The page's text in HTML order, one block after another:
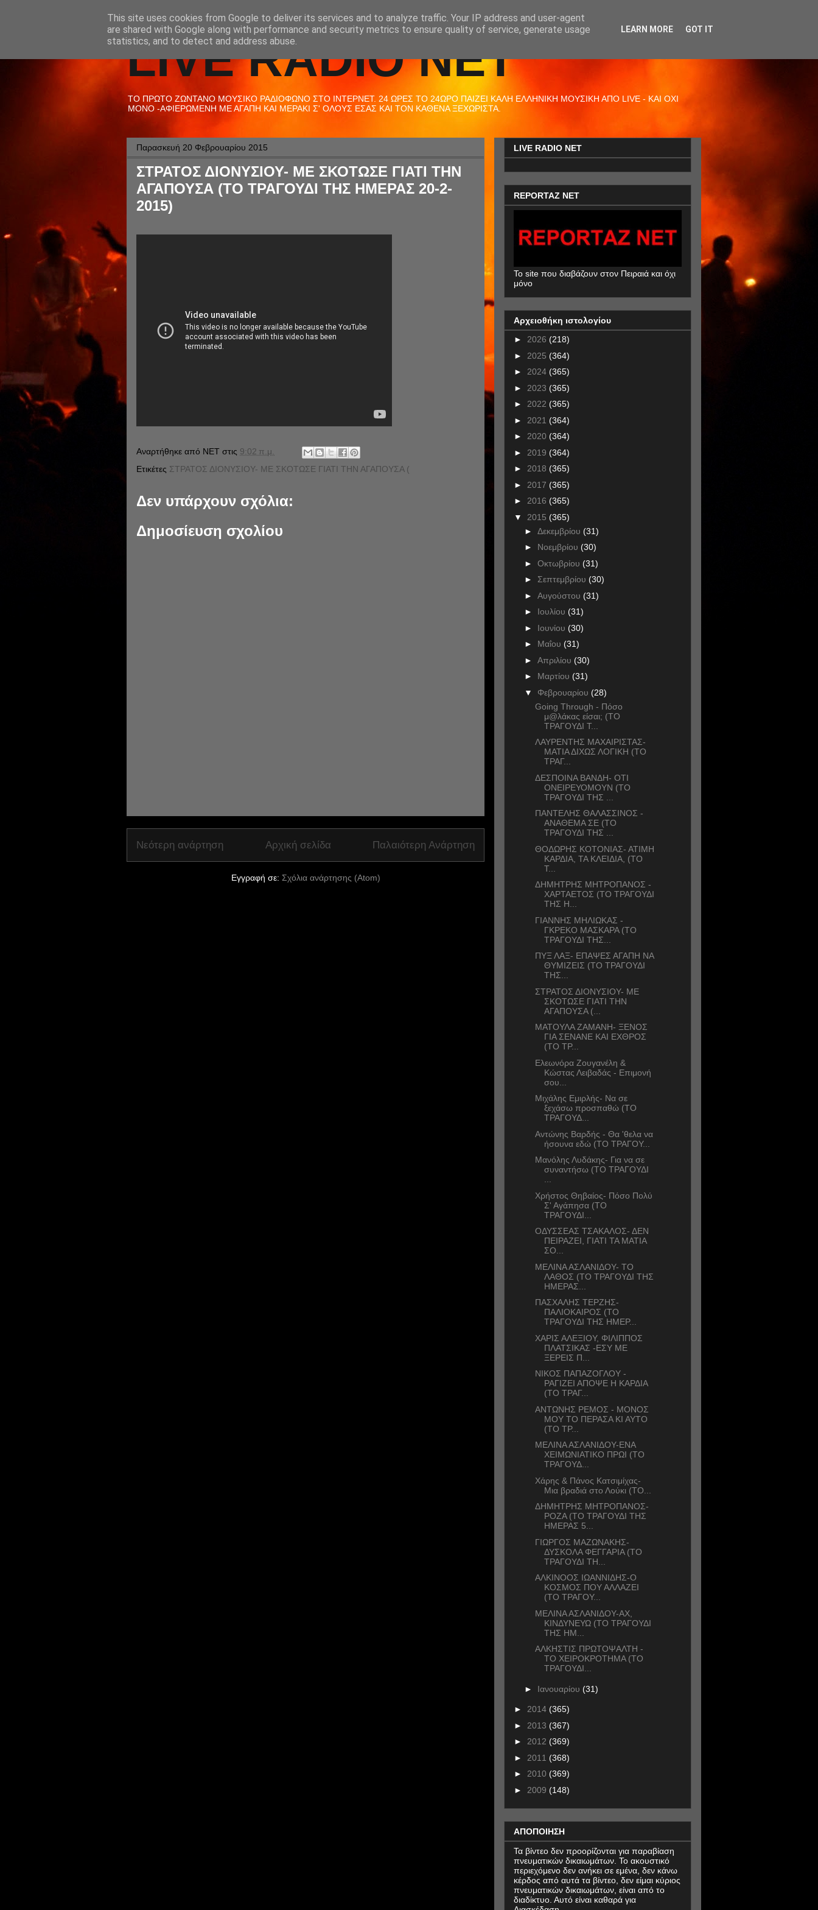
LIVE RADIO NET
ΤΟ ΠΡΩΤΟ ΖΩΝΤΑΝΟ ΜΟΥΣΙΚΟ ΡΑΔΙΟΦΩΝΟ ΣΤΟ ΙΝΤΕΡΝΕΤ. 24 ΩΡΕΣ ΤΟ 24ΩΡΟ ΠΑΙΖΕΙ ΚΑΛΗ ΕΛΛΗΝΙΚΗ ΜΟΥΣΙΚΗ ΑΠΟ LIVE - ΚΑΙ ΟΧΙ
ΜΟΝΟ -ΑΦΙΕΡΩΜΕΝΗ ΜΕ ΑΓΑΠΗ ΚΑΙ ΜΕΡΑΚΙ Σ' ΟΛΟΥΣ ΕΣΑΣ ΚΑΙ ΤΟΝ ΚΑΘΕΝΑ ΞΕΧΩΡΙΣΤΑ.
Παρασκευή 20 Φεβρουαρίου 2015
ΣΤΡΑΤΟΣ ΔΙΟΝΥΣΙΟΥ- ΜΕ ΣΚΟΤΩΣΕ ΓΙΑΤΙ ΤΗΝ
ΑΓΑΠΟΥΣΑ (ΤΟ ΤΡΑΓΟΥΔΙ ΤΗΣ ΗΜΕΡΑΣ 20-2-
2015)
Αναρτήθηκε από NET στις 9:02 π.μ.
Ετικέτες ΣΤΡΑΤΟΣ ΔΙΟΝΥΣΙΟΥ- ΜΕ ΣΚΟΤΩΣΕ ΓΙΑΤΙ ΤΗΝ ΑΓΑΠΟΥΣΑ (
Δεν υπάρχουν σχόλια:
Δημοσίευση σχολίου
Νεότερη ανάρτηση Παλαιότερη Ανάρτηση
Αρχική σελίδα
Εγγραφή σε: Σχόλια ανάρτησης (Atom)
LIVE RADIO NET
REPORTAZ NET
To site που διαβάζουν στον Πειραιά και όχι
μόνο
Αρχειοθήκη ιστολογίου
► 2026 (218)
► 2025 (364)
► 2024 (365)
► 2023 (365)
► 2022 (365)
► 2021 (364)
► 2020 (364)
► 2019 (364)
► 2018 (365)
► 2017 (365)
► 2016 (365)
▼ 2015 (365)
► Δεκεμβρίου (31)
► Νοεμβρίου (30)
► Οκτωβρίου (31)
► Σεπτεμβρίου (30)
► Αυγούστου (31)
► Ιουλίου (31)
► Ιουνίου (30)
► Μαΐου (31)
► Απριλίου (30)
► Μαρτίου (31)
▼ Φεβρουαρίου (28)
Going Through - Πόσο
μ@λάκας είσαι; (ΤΟ
ΤΡΑΓΟΥΔΙ Τ...
ΛΑΥΡΕΝΤΗΣ ΜΑΧΑΙΡΙΣΤΑΣ-
ΜΑΤΙΑ ΔΙΧΩΣ ΛΟΓΙΚΗ (ΤΟ
ΤΡΑΓ...
ΔΕΣΠΟΙΝΑ ΒΑΝΔΗ- ΟΤΙ
ΟΝΕΙΡΕΥΟΜΟΥΝ (ΤΟ
ΤΡΑΓΟΥΔΙ ΤΗΣ ...
ΠΑΝΤΕΛΗΣ ΘΑΛΑΣΣΙΝΟΣ -
ΑΝΑΘΕΜΑ ΣΕ (ΤΟ
ΤΡΑΓΟΥΔΙ ΤΗΣ ...
ΘΟΔΩΡΗΣ ΚΟΤΟΝΙΑΣ- ΑΤΙΜΗ
ΚΑΡΔΙΑ, ΤΑ ΚΛΕΙΔΙΑ, (ΤΟ
Τ...
ΔΗΜΗΤΡΗΣ ΜΗΤΡΟΠΑΝΟΣ -
ΧΑΡΤΑΕΤΟΣ (ΤΟ ΤΡΑΓΟΥΔΙ
ΤΗΣ Η...
ΓΙΑΝΝΗΣ ΜΗΛΙΩΚΑΣ -
ΓΚΡΕΚΟ ΜΑΣΚΑΡΑ (ΤΟ
ΤΡΑΓΟΥΔΙ ΤΗΣ...
ΠΥΞ ΛΑΞ- ΕΠΑΨΕΣ ΑΓΑΠΗ ΝΑ
ΘΥΜΙΖΕΙΣ (ΤΟ ΤΡΑΓΟΥΔΙ
ΤΗΣ...
ΣΤΡΑΤΟΣ ΔΙΟΝΥΣΙΟΥ- ΜΕ
ΣΚΟΤΩΣΕ ΓΙΑΤΙ ΤΗΝ
ΑΓΑΠΟΥΣΑ (...
ΜΑΤΟΥΛΑ ΖΑΜΑΝΗ- ΞΕΝΟΣ
ΓΙΑ ΣΕΝΑΝΕ ΚΑΙ ΕΧΘΡΟΣ
(ΤΟ ΤΡ...
Ελεωνόρα Ζουγανέλη &
Κώστας Λειβαδάς - Επιμονή
σου...
Μιχάλης Εμιρλής- Να σε
ξεχάσω προσπαθώ (ΤΟ
ΤΡΑΓΟΥΔ...
Αντώνης Βαρδής - Θα 'θελα να
ήσουνα εδώ (ΤΟ ΤΡΑΓΟΥ...
Μανόλης Λυδάκης- Για να σε
συναντήσω (ΤΟ ΤΡΑΓΟΥΔΙ
Χρήστος Θηβαίος- Πόσο Πολύ
Σ' Αγάπησα (ΤΟ
ΤΡΑΓΟΥΔΙ...
ΟΔΥΣΣΕΑΣ ΤΣΑΚΑΛΟΣ- ΔΕΝ
ΠΕΙΡΑΖΕΙ, ΓΙΑΤΙ ΤΑ ΜΑΤΙΑ
ΣΟ...
ΜΕΛΙΝΑ ΑΣΛΑΝΙΔΟΥ- ΤΟ
ΛΑΘΟΣ (ΤΟ ΤΡΑΓΟΥΔΙ ΤΗΣ
ΗΜΕΡΑΣ...
ΠΑΣΧΑΛΗΣ ΤΕΡΖΗΣ-
ΠΑΛΙΟΚΑΙΡΟΣ (ΤΟ
ΤΡΑΓΟΥΔΙ ΤΗΣ ΗΜΕΡ...
ΧΑΡΙΣ ΑΛΕΞΙΟΥ, ΦΙΛΙΠΠΟΣ
ΠΛΑΤΣΙΚΑΣ -ΕΣΥ ΜΕ
ΞΕΡΕΙΣ Π...
ΝΙΚΟΣ ΠΑΠΑΖΟΓΛΟΥ -
ΡΑΓΙΖΕΙ ΑΠΟΨΕ Η ΚΑΡΔΙΑ
(ΤΟ ΤΡΑΓ...
ΑΝΤΩΝΗΣ ΡΕΜΟΣ - ΜΟΝΟΣ
ΜΟΥ ΤΟ ΠΕΡΑΣΑ ΚΙ ΑΥΤΟ
(ΤΟ ΤΡ...
ΜΕΛΙΝΑ ΑΣΛΑΝΙΔΟΥ-ΕΝΑ
ΧΕΙΜΩΝΙΑΤΙΚΟ ΠΡΩΙ (ΤΟ
ΤΡΑΓΟΥΔ...
Χάρης & Πάνος Κατσιμίχας-
Μια βραδιά στο Λούκι (ΤΟ...
ΔΗΜΗΤΡΗΣ ΜΗΤΡΟΠΑΝΟΣ-
ΡΟΖΑ (ΤΟ ΤΡΑΓΟΥΔΙ ΤΗΣ
ΗΜΕΡΑΣ 5...
ΓΙΩΡΓΟΣ ΜΑΖΩΝΑΚΗΣ-
ΔΥΣΚΟΛΑ ΦΕΓΓΑΡΙΑ (ΤΟ
ΤΡΑΓΟΥΔΙ ΤΗ...
ΑΛΚΙΝΟΟΣ ΙΩΑΝΝΙΔΗΣ-Ο
ΚΟΣΜΟΣ ΠΟΥ ΑΛΛΑΖΕΙ
(ΤΟ ΤΡΑΓΟΥ...
ΜΕΛΙΝΑ ΑΣΛΑΝΙΔΟΥ-ΑΧ,
ΚΙΝΔΥΝΕΥΩ (ΤΟ ΤΡΑΓΟΥΔΙ
ΤΗΣ ΗΜ...
ΑΛΚΗΣΤΙΣ ΠΡΩΤΟΨΑΛΤΗ -
ΤΟ ΧΕΙΡΟΚΡΟΤΗΜΑ (ΤΟ
ΤΡΑΓΟΥΔΙ...
► Ιανουαρίου (31)
► 2014 (365)
► 2013 (367)
► 2012 (369)
► 2011 (368)
► 2010 (369)
► 2009 (148)
ΑΠΟΠΟΙΗΣΗ
Τα βίντεο δεν προορίζονται για παραβίαση
πνευματικών δικαιωμάτων. Το ακουστικό
περιεχόμενο δεν ανήκει σε εμένα, δεν κάνω
κέρδος από αυτά τα βίντεο, δεν είμαι κύριος
πνευματικών δικαιωμάτων, είναι από το
διαδίκτυο. Αυτό είναι καθαρά για
This site uses cookies from Google to deliver its services and to analyze traffic. Your IP address and user-agent
are shared with Google along with performance and security metrics to ensure quality of service, generate usage
statistics, and to detect and address abuse.
LEARN MORE GOT IT